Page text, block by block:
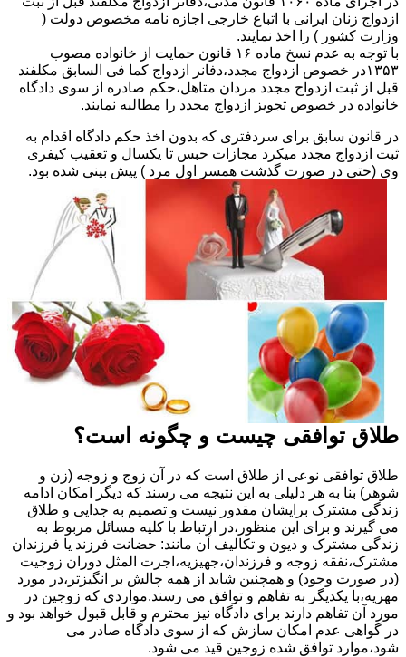
ازدواج زنان ایرانی با اتباع خارجی اجازه نامه مخصوص دولت (
وزارت کشور ) را اخذ نمایند.
با توجه به عدم نسخ ماده ۱۶ قانون حمایت از خانواده مصوب
۱۳۵۳در خصوص ازدواج مجدد،دفانر ازدواج کما فی السابق مکلفند
قبل از ثبت ازدواج مجدد مردان متاهل،حکم صادره از سوی دادگاه
خانواده در خصوص تجویز ازدواج مجدد را مطالبه نمایند.
در قانون سابق برای سردفتری که بدون اخذ حکم دادگاه اقدام به
ثبت ازدواج مجدد میکرد مجازات حبس تا یکسال و تعقیب کیفری
وی (حتی در صورت گذشت همسر اول مرد ) پیش بینی شده بود.
طلاق توافقی چیست و چگونه است؟
طلاق توافقی نوعی از طلاق است که در آن زوج و زوجه (زن و
شوهر) بنا به هر دلیلی به این نتیجه می رسند که دیگر امکان ادامه
زندگی مشترک برایشان مقدور نیست و تصمیم به جدایی و طلاق
می گیرند و برای این منظور،در ارتباط با کلیه مسائل مربوط به
زندگی مشترک و دیون و تکالیف آن مانند: حضانت فرزند یا فرزندان
مشترک،نفقه زوجه و فرزندان،جهیزیه،اجرت المثل دوران زوجیت
(در صورت وجود) و همچنین شاید از همه چالش بر انگیزتر،در مورد
مهریه،با یکدیگر به تفاهم و توافق می رسند.مواردی که زوجین در
مورد آن تفاهم دارند برای دادگاه نیز محترم و قابل قبول خواهد بود و
در گواهی عدم امکان سازش که از سوی دادگاه صادر می
شود،موارد توافق شده زوجین قید می شود.